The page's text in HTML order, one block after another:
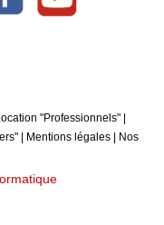
"Professionnels"
| Mentions légales|
Nos